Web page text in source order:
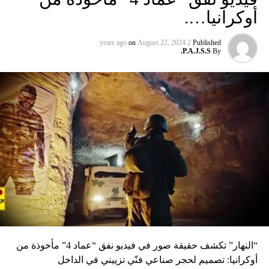
الأولى لمجلس الوزراء بعد مؤتمر بروكسل الذي تسبّب بفجوة
في علاقات الرئيس الحريري بالرئيس عون ووزير الخارجية
جبران باسيل، وقالت مصادر تيار المستقبل والتيار الوطني الحر
إن نجاح مساعي التهدئة بعد سجال اليومين الماضيين، أسفر عن
تفاهم على تحييد العمل الحكومي عن الخلافات والتجاذبات
واستبعاد الملفات الخلافية ريثما تنضج التفاهمات حولها. وتوقعت
المصادر حصر البحث في مجلس الوزراء بملفي التعيينات
خصوصاً تشكيل المجلس العسكري، وإقرار خطة الكهرباء التي
توقعت مصادر معنية أن تقوم فيها مناقصات علنية للمرحلة
الانتقالية ومرحلة بناء معامل الإنتاج، واحدة تتضمن طلب
الحصول على أفضل الأسعار لاستجرار كمية من الطاقة تقدر
بثمانمئة ميغا سنوياً، والثانية تتعلق ببناء معامل تكفي لإنتاج ألفي
ميغا سنوياً. بينما تقول المعلومات إن التعيينات الخاصة بالمجلس
العسكري قد جرى التفاهم النهائي حولها. رئيس الحكومة سعد
الحريري ووزير الخارجية جبران باسيل اللذين تبادلا الحرص على
تخفيض سقوف المواجهة بين تياريهما، وتحييد خلافاتهما عن
أعمال الحكومة، أعلنا التمسك بالتسوية الرئاسية، وقالت مصادر
مطلعة إن موضوعاً خلافياً قد يستدعي ترميم التسوية وتأكيد
المضي فيها قدماً، يتمثل بقضية رفع الحصانة عن الموظفين الذي
أوكرانيا….
Published
2 years ago
on August 22, 2024
By
P.A.J.S.S.
“النهار” تكشف حقيقة صور في فيديو نفق “عماد 4” مأخوذة من
أوكرانيا: تصميم لحجر صناعي فنّي تزييني في الداخل